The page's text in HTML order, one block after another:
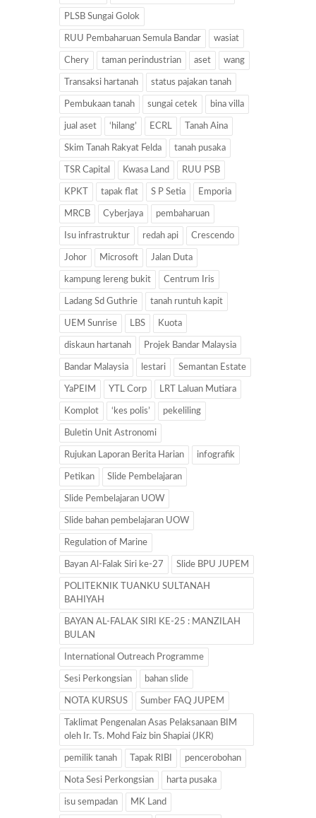
PLSB Sungai Golok
RUU Pembaharuan Semula Bandar wasiat
Chery taman perindustrian aset wang
Transaksi hartanah status pajakan tanah
Pembukaan tanah sungai cetek bina villa
jual aset ‘hilang’ ECRL Tanah Aina
Skim Tanah Rakyat Felda tanah pusaka
TSR Capital Kwasa Land RUU PSB
KPKT tapak flat S P Setia Emporia
MRCB Cyberjaya pembaharuan
Isu infrastruktur redah api Crescendo
Johor Microsoft Jalan Duta
kampung lereng bukit Centrum Iris
Ladang Sd Guthrie tanah runtuh kapit
UEM Sunrise LBS Kuota
diskaun hartanah Projek Bandar Malaysia
Bandar Malaysia lestari Semantan Estate
YaPEIM YTL Corp LRT Laluan Mutiara
Komplot ‘kes polis’ pekeliling
Buletin Unit Astronomi
Rujukan Laporan Berita Harian infografik
Petikan Slide Pembelajaran
Slide Pembelajaran UOW
Slide bahan pembelajaran UOW
Regulation of Marine
Bayan Al-Falak Siri ke-27 Slide BPU JUPEM
POLITEKNIK TUANKU SULTANAH
BAHIYAH
BAYAN AL-FALAK SIRI KE-25 : MANZILAH
BULAN
International Outreach Programme
Sesi Perkongsian bahan slide
NOTA KURSUS Sumber FAQ JUPEM
Taklimat Pengenalan Asas Pelaksanaan BIM
oleh Ir. Ts. Mohd Faiz bin Shapiai (JKR)
pemilik tanah Tapak RIBI pencerobohan
Nota Sesi Perkongsian harta pusaka
isu sempadan MK Land